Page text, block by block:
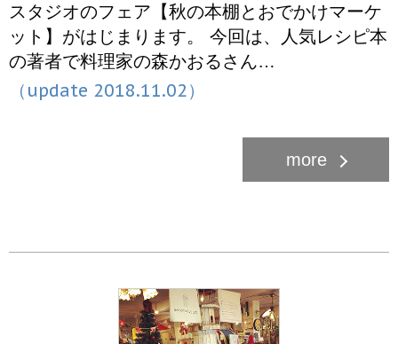
スタジオのフェア【秋の本棚とおでかけマーケ
ット】がはじまります。 今回は、人気レシピ本
の著者で料理家の森かおるさん…
（update 2018.11.02）